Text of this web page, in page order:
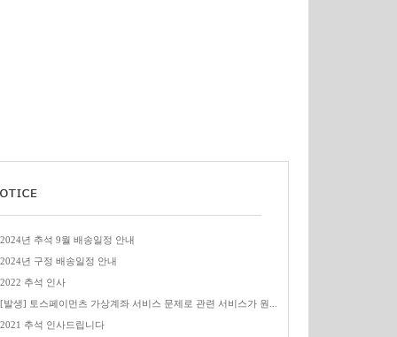
2024년 추석 9월 배송일정 안내
2024년 구정 배송일정 안내
2022 추석 인사
[발생] 토스페이먼츠 가상계좌 서비스 문제로 관련 서비스가 원...
2021 추석 인사드립니다